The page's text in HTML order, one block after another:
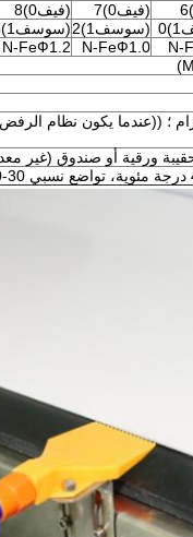
(فيف0)7 (فيف0)8
(سوسف1)2 (سوسف1)5
N-
N-FeФ1.0
N-FeФ1.2
؛ ((عندما يكون نظام الرفض
ورقية أو صندوق (غير